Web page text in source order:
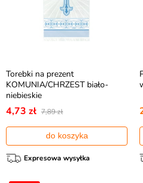
Torebki na prezent
KOMUNIA/CHRZEST biało-
niebieskie
4,73 zł 7,89 zł
do koszyka
Expresowa wysyłka